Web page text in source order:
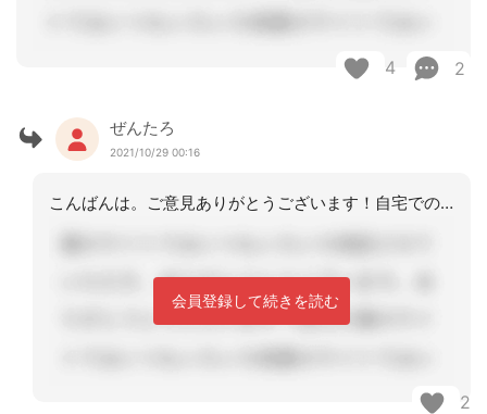
4 2
ぜんたろ
2021/10/29 00:16
こんばんは。ご意見ありがとうございます！自宅での看取りはせず、症状が進んで介護が
会員登録して続きを読む
2